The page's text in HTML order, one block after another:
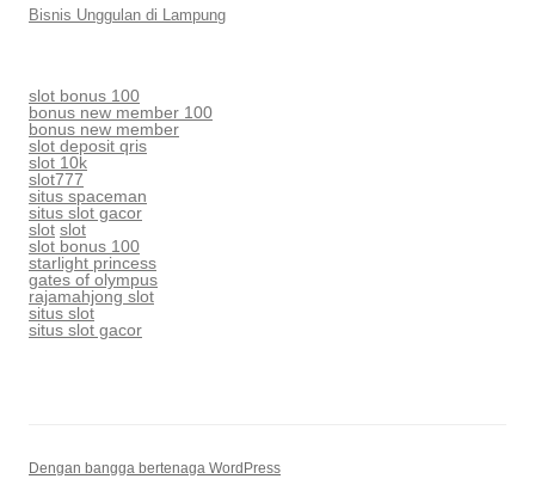
Bisnis Unggulan di Lampung
slot bonus 100
bonus new member 100
bonus new member
slot deposit qris
slot 10k
slot777
situs spaceman
situs slot gacor
slot slot
slot bonus 100
starlight princess
gates of olympus
rajamahjong slot
situs slot
situs slot gacor
Dengan bangga bertenaga WordPress